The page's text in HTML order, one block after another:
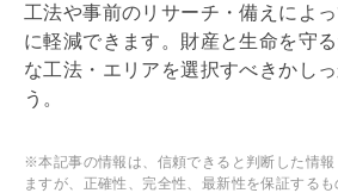
工法や事前のリサーチ・備えによ
に軽減できます。財産と生命を守
な工法・エリアを選択すべきかし
う。
※本記事の情報は、信頼できると判断した情報
ますが、正確性、完全性、最新性を保証する